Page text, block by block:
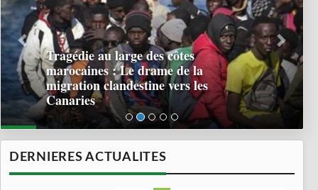
Tragédie au large des côtes
marocaines : Le drame de la
migration clandestine vers les
Canaries
DERNIERES ACTUALITES